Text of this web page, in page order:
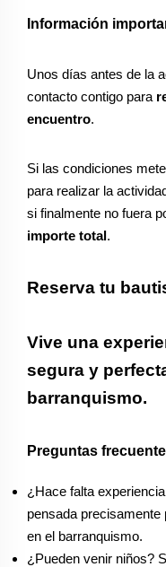
Información
Unos días antes de la
contacto contigo para
encuentro.
Si las condiciones
para realizar la
si finalmente no fuera
importe total.
Reserva tu
Vive una
segura y
barranquismo.
Preguntas
¿Hace falta
pensada precisamente
en el barranquismo.
¿Pueden venir niños?